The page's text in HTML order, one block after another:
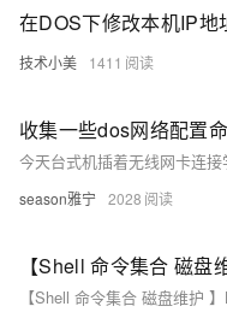
在DOS下修改本机IP地
技术小美 1411
收集一些dos网络配置
season雅宁 2028